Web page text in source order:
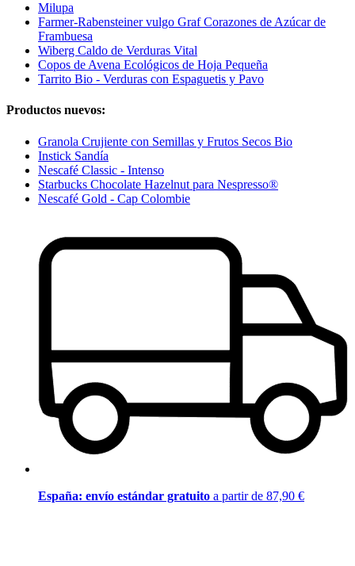
Milupa
Farmer-Rabensteiner vulgo Graf Corazones de Azúcar de
Frambuesa
Wiberg Caldo de Verduras Vital
Copos de Avena Ecológicos de Hoja Pequeña
Tarrito Bio - Verduras con Espaguetis y Pavo
Productos nuevos:
Granola Crujiente con Semillas y Frutos Secos Bio
Instick Sandía
Nescafé Classic - Intenso
Starbucks Chocolate Hazelnut para Nespresso®
Nescafé Gold - Cap Colombie
España: envío estándar gratuito a partir de 87,90 €